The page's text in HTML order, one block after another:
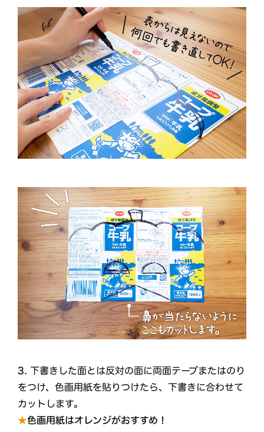
3. 下書きした面とは反対の面に両面テープまたはのり
をつけ、色画用紙を貼りつけたら、下書きに合わせて
カットします。
★色画用紙はオレンジがおすすめ！